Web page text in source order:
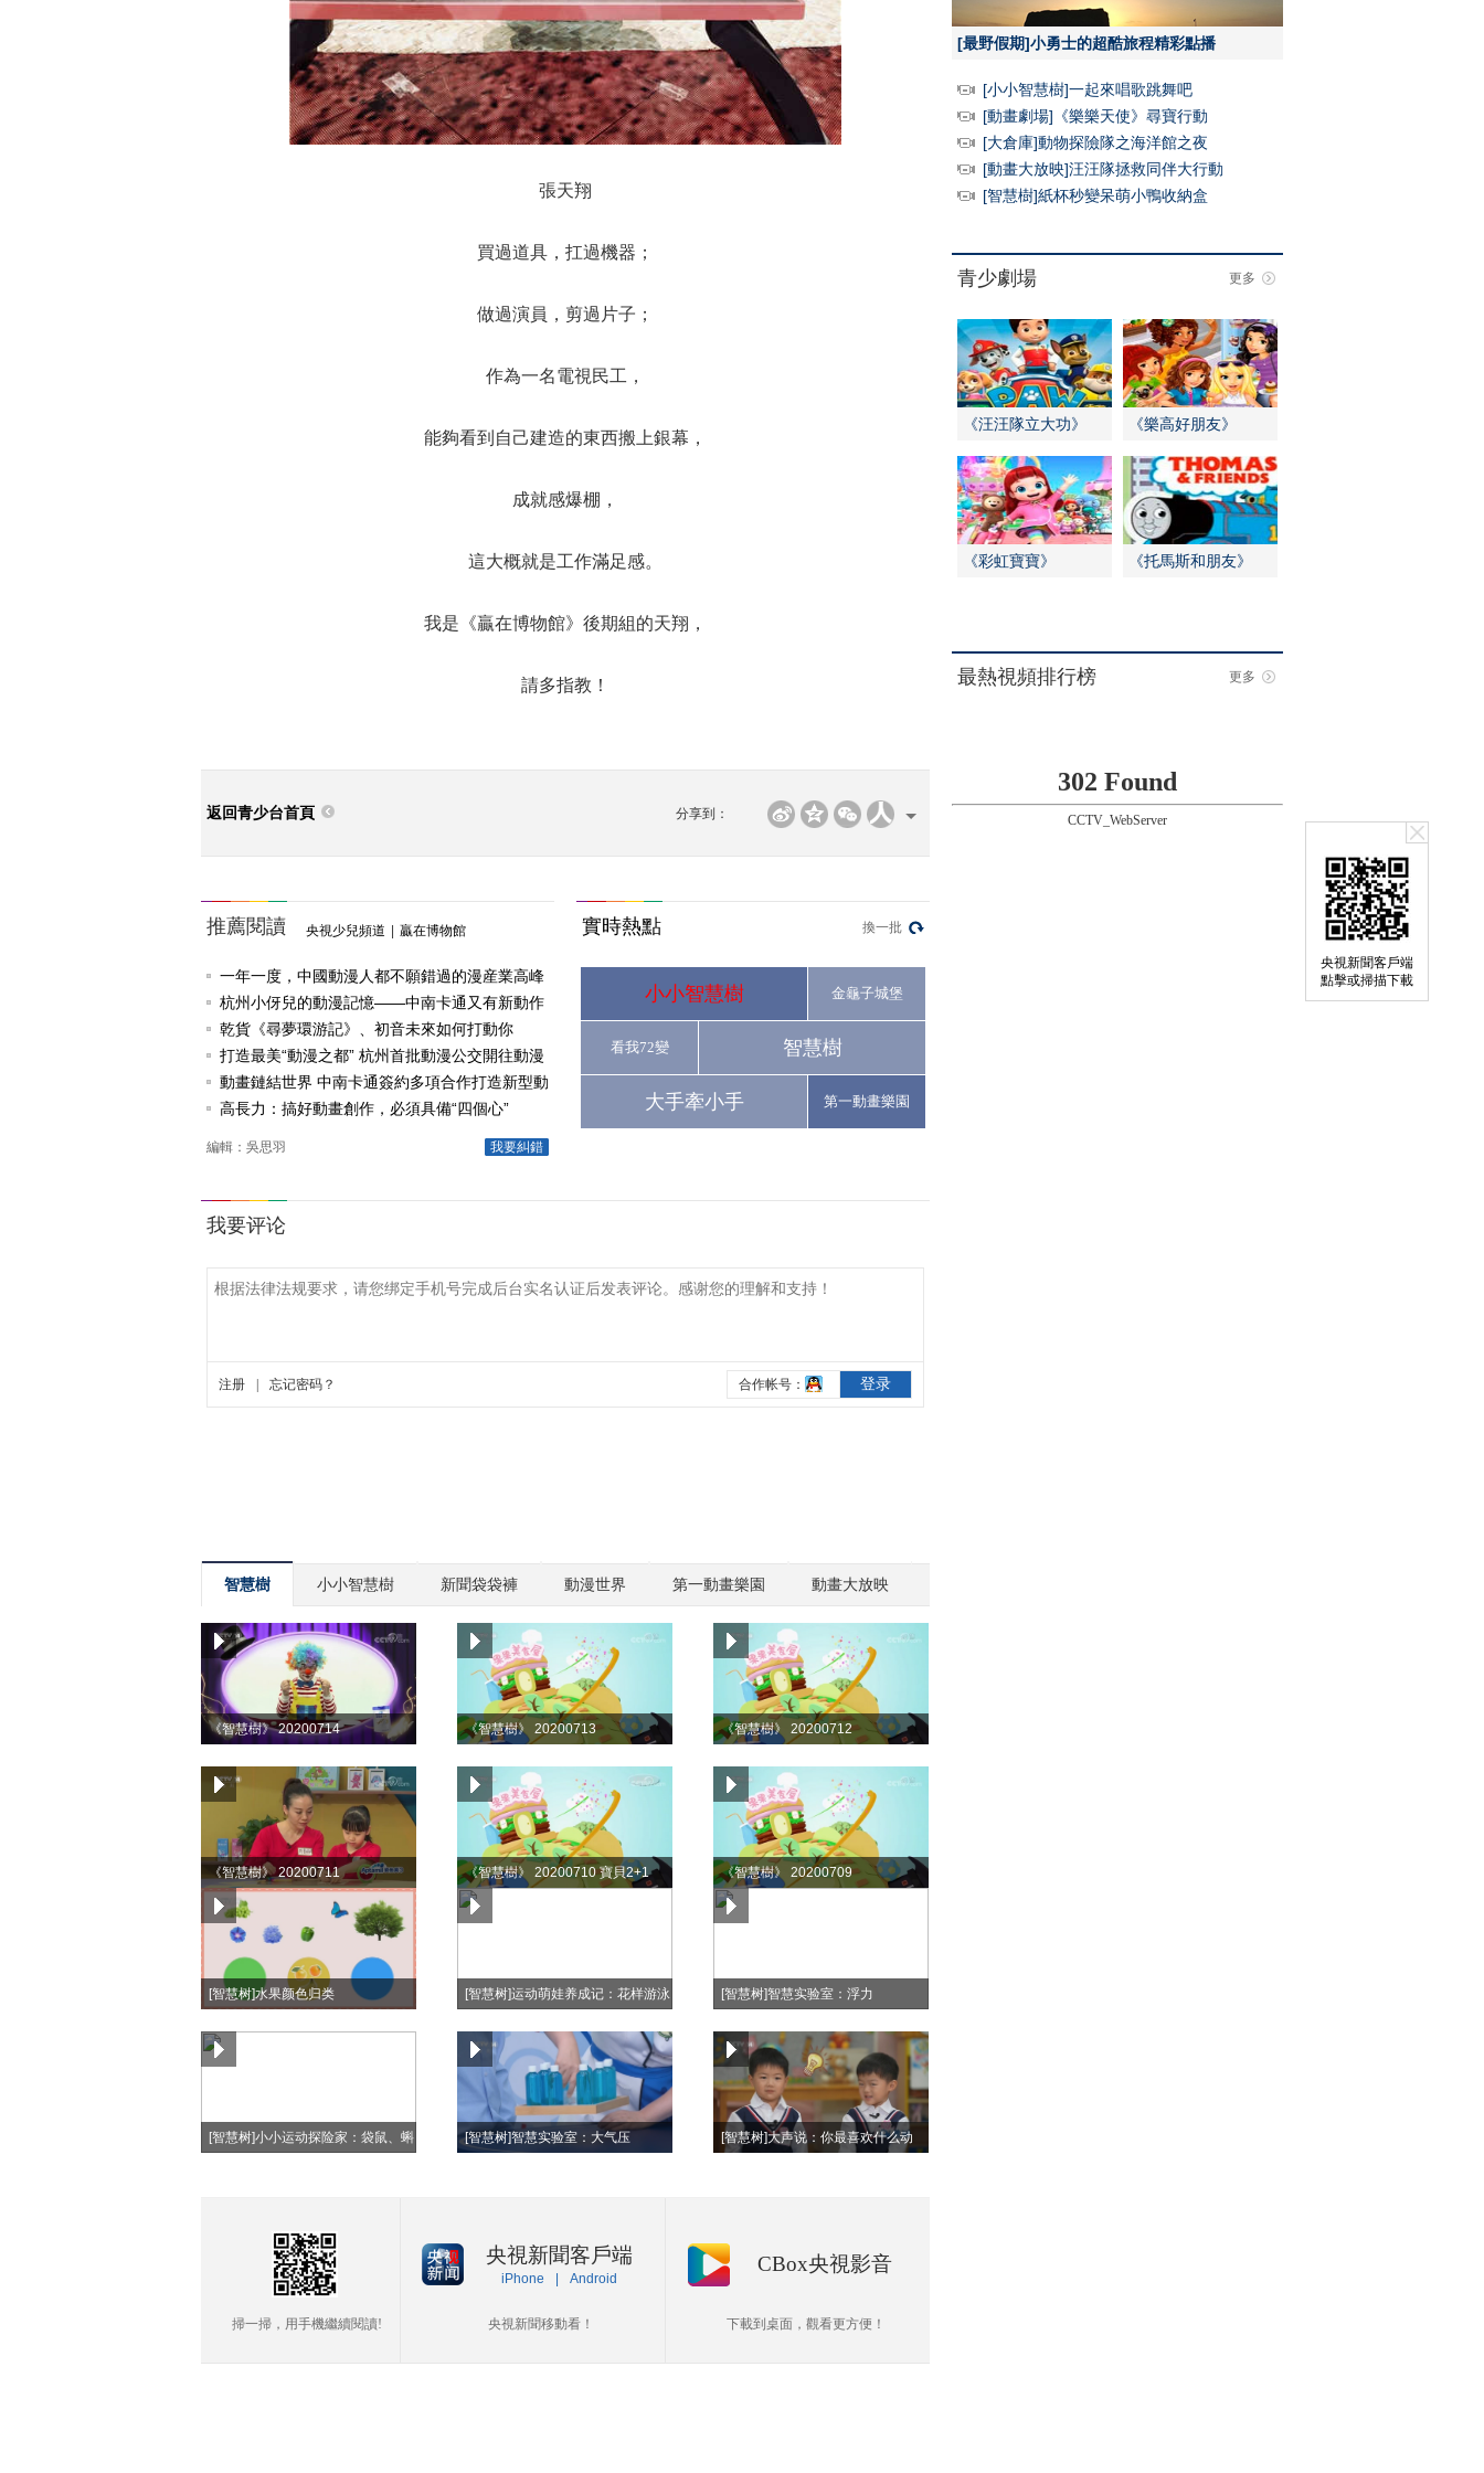
央視新聞客戶端
點擊或掃描下載
張天翔
買過道具，扛過機器；
做過演員，剪過片子；
作為一名電視民工，
能夠看到自己建造的東西搬上銀幕，
成就感爆棚，
這大概就是工作滿足感。
我是《贏在博物館》後期組的天翔，
請多指教！
返回青少台首頁 分享到：
推薦閱讀 央視少兒頻道 贏在博物館
一年一度，中國動漫人都不願錯過的漫産業高峰
論壇
杭州小伢兒的動漫記憶——中南卡通又有新動作
啦
乾貨《尋夢環游記》、初音未來如何打動你
打造最美“動漫之都” 杭州首批動漫公交開往動漫
節
動畫鏈結世界 中南卡通簽約多項合作打造新型動
漫産業
高長力：搞好動畫創作，必須具備“四個心”
我要糾錯
編輯：吳思羽
實時熱點 換一批
小小智慧樹 金龜子城堡
看我72變 智慧樹
大手牽小手 第一動畫樂園
智慧樹 小小智慧樹 新聞袋袋褲 動漫世界 第一動畫樂園 動畫大放映
《智慧樹》 20200714 《智慧樹》 20200713 《智慧樹》 20200712
《智慧樹》 20200711 《智慧樹》 20200710 寶貝2+1 《智慧樹》 20200709
[智慧树]水果颜色归类 [智慧树]运动萌娃养成记：花样游泳 [智慧树]智慧实验室：浮力
[智慧树]小小运动探险家：袋鼠、蝌
[智慧树]智慧实验室：大气压
[智慧树]大声说：你最喜欢什么动
掃一掃，用手機繼續閱讀!
央視新聞客戶端
iPhone Android
央視新聞移動看！
CBox央視影音
下載到桌面，觀看更方便！
[最野假期]小勇士的超酷旅程精彩點播
[小小智慧樹]一起來唱歌跳舞吧
[動畫劇場]《樂樂天使》尋寶行動
[大倉庫]動物探險隊之海洋館之夜
[動畫大放映]汪汪隊拯救同伴大行動
[智慧樹]紙杯秒變呆萌小鴨收納盒
青少劇場 更多
《汪汪隊立大功》 《樂高好朋友》
《彩虹寶寶》 《托馬斯和朋友》
最熱視頻排行榜 更多
302 Found
CCTV_WebServer